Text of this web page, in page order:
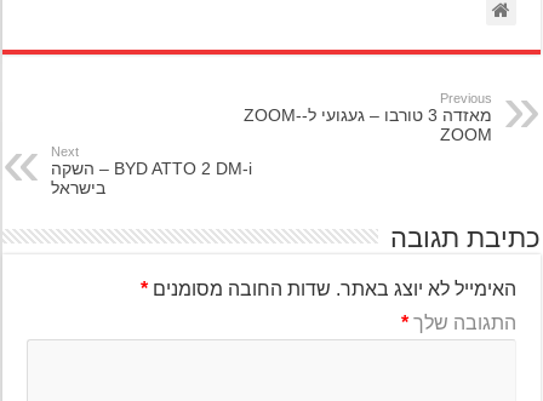
Previous
מאזדה 3 טורבו – געגועי ל-ZOOM-
ZOOM
Next
BYD ATTO 2 DM-i – השקה
בישראל
תגובה
האימייל לא יוצג באתר. שדות החובה מסומנים*
התגובה שלך*